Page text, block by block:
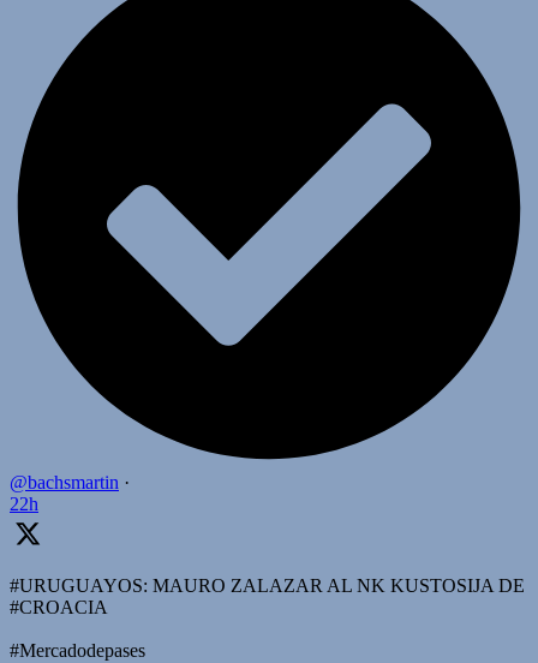
@bachsmartin ·
22h
#URUGUAYOS: MAURO ZALAZAR AL NK KUSTOSIJA DE
#CROACIA
#Mercadodepases